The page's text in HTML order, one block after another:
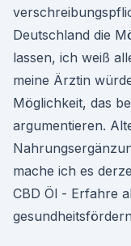
Deutschland die
lassen, ich weiß
meine Ärztin
Möglichkeit, das
argumentieren.
mache ich es
CBD Öl - Erfahre